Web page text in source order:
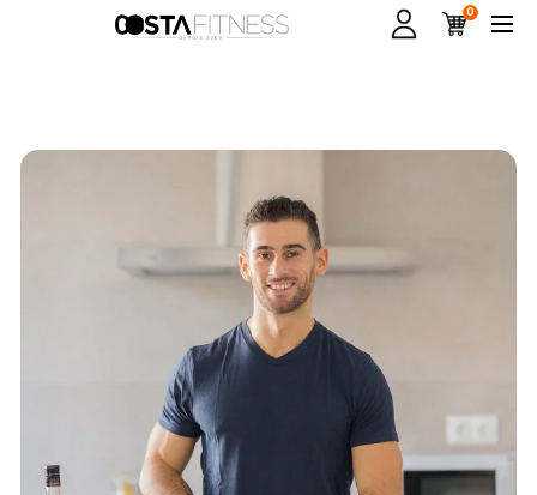
0